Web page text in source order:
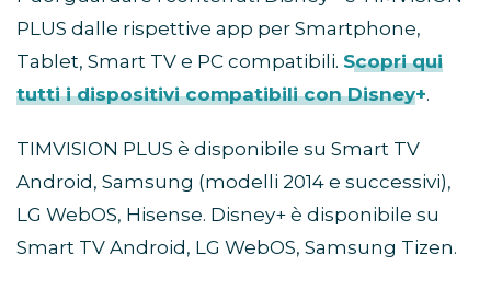
PLUS dalle rispettive app per Smartphone,
Tablet, Smart TV e PC compatibili. Scopri qui
tutti i dispositivi compatibili con Disney+.
TIMVISION PLUS è disponibile su Smart TV
Android, Samsung (modelli 2014 e successivi),
LG WebOS, Hisense. Disney+ è disponibile su
Smart TV Android, LG WebOS, Samsung Tizen.